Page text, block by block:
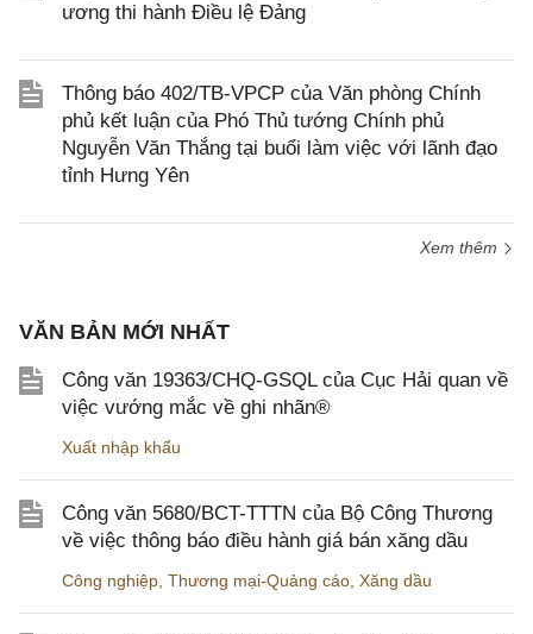
ương thi hành Điều lệ Đảng
Thông báo 402/TB-VPCP của Văn phòng Chính
phủ kết luận của Phó Thủ tướng Chính phủ
Nguyễn Văn Thắng tại buổi làm việc với lãnh đạo
tỉnh Hưng Yên
Xem thêm
VĂN BẢN MỚI NHẤT
Công văn 19363/CHQ-GSQL của Cục Hải quan về
việc vướng mắc về ghi nhãn®
Xuất nhập khẩu
Công văn 5680/BCT-TTTN của Bộ Công Thương
về việc thông báo điều hành giá bán xăng dầu
Công nghiệp Thương mại-Quảng cáo Xăng dầu